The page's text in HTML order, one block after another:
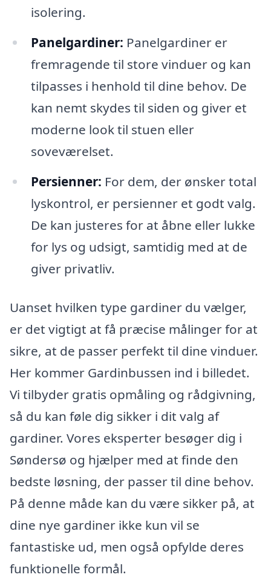
isolering.
Panelgardiner: Panelgardiner er
fremragende til store vinduer og kan
tilpasses i henhold til dine behov. De
kan nemt skydes til siden og giver et
moderne look til stuen eller
soveværelset.
Persienner: For dem, der ønsker total
lyskontrol, er persienner et godt valg.
De kan justeres for at åbne eller lukke
for lys og udsigt, samtidig med at de
giver privatliv.
Uanset hvilken type gardiner du vælger,
er det vigtigt at få præcise målinger for at
sikre, at de passer perfekt til dine vinduer.
Her kommer Gardinbussen ind i billedet.
Vi tilbyder gratis opmåling og rådgivning,
så du kan føle dig sikker i dit valg af
gardiner. Vores eksperter besøger dig i
Søndersø og hjælper med at finde den
bedste løsning, der passer til dine behov.
På denne måde kan du være sikker på, at
dine nye gardiner ikke kun vil se
fantastiske ud, men også opfylde deres
funktionelle formål.